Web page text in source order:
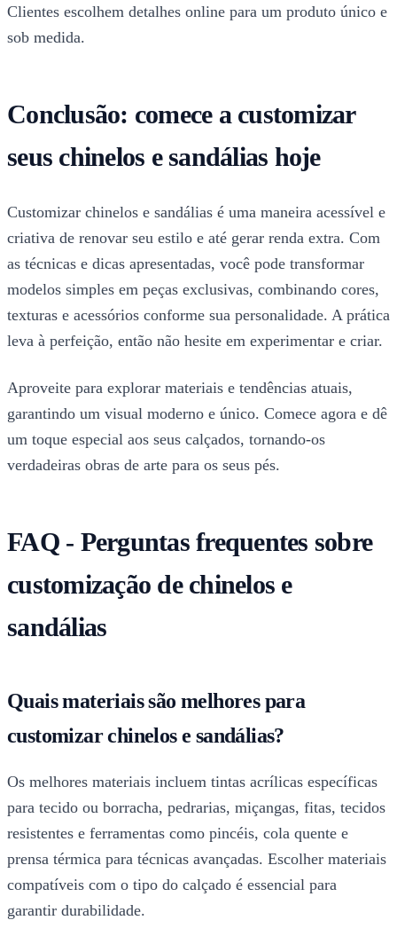
Clientes escolhem detalhes online para um produto único e
sob medida.
Conclusão: comece a customizar
seus chinelos e sandálias hoje
Customizar chinelos e sandálias é uma maneira acessível e
criativa de renovar seu estilo e até gerar renda extra. Com
as técnicas e dicas apresentadas, você pode transformar
modelos simples em peças exclusivas, combinando cores,
texturas e acessórios conforme sua personalidade. A prática
leva à perfeição, então não hesite em experimentar e criar.
Aproveite para explorar materiais e tendências atuais,
garantindo um visual moderno e único. Comece agora e dê
um toque especial aos seus calçados, tornando-os
verdadeiras obras de arte para os seus pés.
FAQ - Perguntas frequentes sobre
customização de chinelos e
sandálias
Quais materiais são melhores para
customizar chinelos e sandálias?
Os melhores materiais incluem tintas acrílicas específicas
para tecido ou borracha, pedrarias, miçangas, fitas, tecidos
resistentes e ferramentas como pincéis, cola quente e
prensa térmica para técnicas avançadas. Escolher materiais
compatíveis com o tipo do calçado é essencial para
garantir durabilidade.